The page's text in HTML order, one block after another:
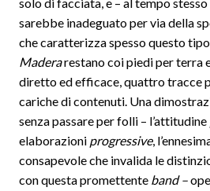
sarebbe inadeguato per via della
che caratterizza spesso questo
Maderarestano coi piedi per terra
diretto ed efficace, quattro tracce
cariche di contenuti. Una
senza passare per folli – l’attitudine
elaborazioni progressive,
consapevole che invalida le
con questa promettente band –